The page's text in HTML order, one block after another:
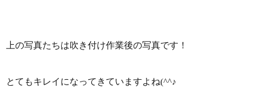
上の写真たちは吹き付け作業後の写真です！
とてもキレイになってきていますよね(^^♪